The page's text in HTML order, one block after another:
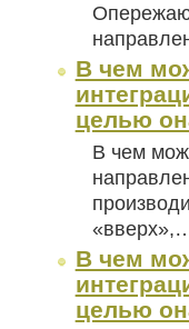
В чем
целью
В чем
В чем
целью